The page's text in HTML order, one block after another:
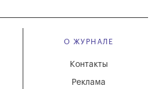
О ЖУРНАЛЕ
Реклама
Контакты